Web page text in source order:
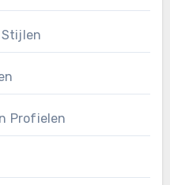
Stijlen
Profielen